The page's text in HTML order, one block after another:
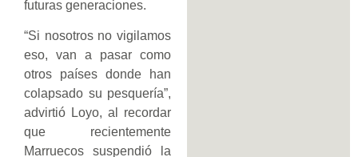
futuras generaciones.
“Si nosotros no vigilamos
eso, van a pasar como
otros países donde han
colapsado su pesquería”,
advirtió Loyo, al recordar
que recientemente
Marruecos suspendió la